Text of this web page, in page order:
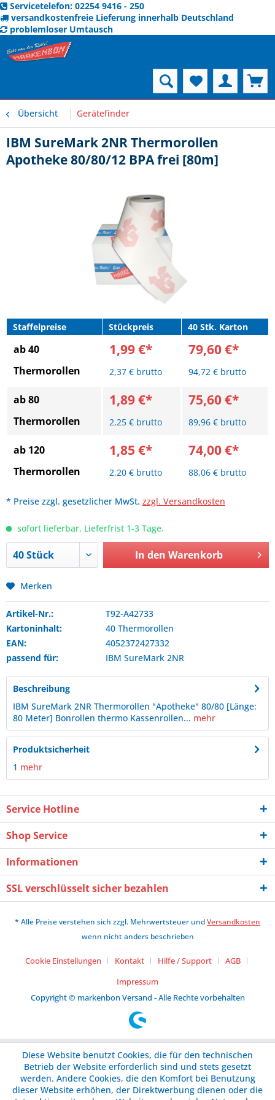
Servicetelefon: 02254 9416 - 250
versandkostenfreie Lieferung innerhalb Deutschland
problemloser Umtausch
Übersicht Gerätefinder
IBM SureMark 2NR Thermorollen
Apotheke 80/80/12 BPA frei [80m]
Staffelpreise Stückpreis 40 Stk. Karton
ab 40
Thermorollen
1,99 €*
2,37 € brutto
79,60 €*
94,72 € brutto
ab 80
Thermorollen
1,89 €*
2,25 € brutto
75,60 €*
89,96 € brutto
ab 120
Thermorollen
1,85 €*
2,20 € brutto
74,00 €*
88,06 € brutto
* Preise zzgl. gesetzlicher MwSt. zzgl. Versandkosten
sofort lieferbar, Lieferfrist 1-3 Tage.
In den Warenkorb
Merken
Artikel-Nr.:
T92-A42733
Kartoninhalt:
40 Thermorollen
EAN:
4052372427332
passend für:
IBM SureMark 2NR
Beschreibung
IBM SureMark 2NR Thermorollen "Apotheke" 80/80 [Länge:
80 Meter] Bonrollen thermo Kassenrollen... mehr
Produktsicherheit
1 mehr
Service Hotline
Shop Service
Informationen
SSL verschlüsselt sicher bezahlen
* Alle Preise verstehen sich zzgl. Mehrwertsteuer undVersandkosten
wenn nicht anders beschrieben
Cookie Einstellungen Kontakt Hilfe / Support
AGB
Impressum
Copyright © markenbon Versand - Alle Rechte vorbehalten
Diese Website benutzt Cookies, die für den technischen
Betrieb der Website erforderlich sind und stets gesetzt
werden. Andere Cookies, die den Komfort bei Benutzung
dieser Website erhöhen, der Direktwerbung dienen oder die